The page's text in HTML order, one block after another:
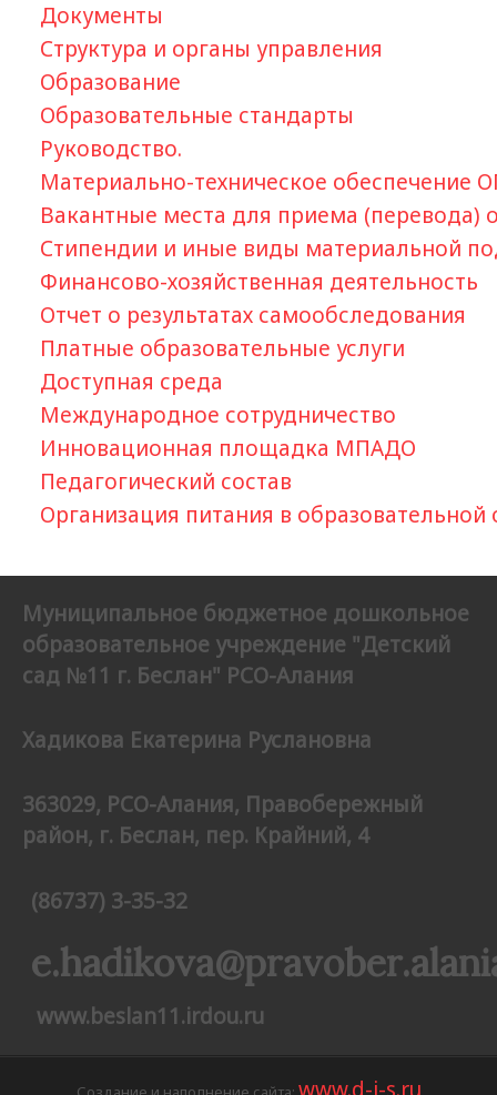
Документы
Структура и органы управления
Образование
Образовательные стандарты
Руководство.
Материально-техническое обеспечение
Вакантные места для приема (перевода)
Стипендии и иные виды материальной
Финансово-хозяйственная деятельность
Отчет о результатах самообследования
Платные образовательные услуги
Доступная среда
Международное сотрудничество
Инновационная площадка МПАДО
Педагогический состав
Организация питания в образовательной
Муниципальное бюджетное дошкольное
образовательное учреждение "Детский
сад №11 г. Беслан" РСО-Алания
Хадикова Екатерина Руслановна
363029, РСО-Алания, Правобережный
район, г. Беслан, пер. Крайний, 4
(86737) 3-35-32
www.beslan11.irdou.ru